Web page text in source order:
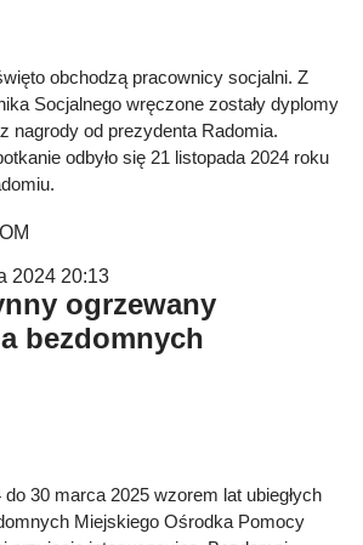
obchodzą pracownicy socjalni. Z
Socjalnego wręczone zostały dyplomy
nagrody od prezydenta Radomia.
odbyło się 21 listopada 2024 roku
2024 20:13
ogrzewany
bezdomnych
30 marca 2025 wzorem lat ubiegłych
Miejskiego Ośrodka Pomocy